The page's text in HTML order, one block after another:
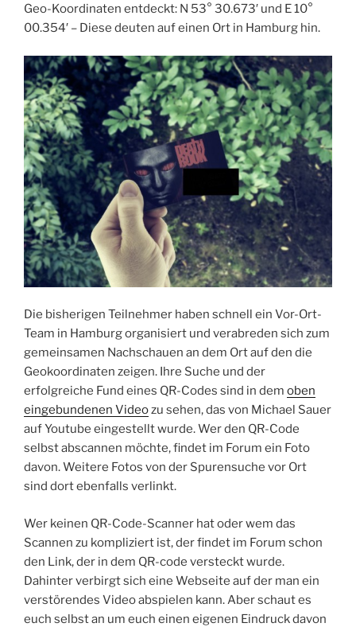
Geo-Koordinaten entdeckt: N 53° 30.673′ und E 10°
00.354′ – Diese deuten auf einen Ort in Hamburg hin.
Die bisherigen Teilnehmer haben schnell ein Vor-Ort-
Team in Hamburg organisiert und verabreden sich zum
gemeinsamen Nachschauen an dem Ort auf den die
Geokoordinaten zeigen. Ihre Suche und der
erfolgreiche Fund eines QR-Codes sind in dem oben
eingebundenen Videozu sehen, das von Michael Sauer
auf Youtube eingestellt wurde. Wer den QR-Code
selbst abscannen möchte, findet im Forum ein Foto
davon. Weitere Fotos von der Spurensuche vor Ort
sind dort ebenfalls verlinkt.
Wer keinen QR-Code-Scanner hat oder wem das
Scannen zu kompliziert ist, der findet im Forum schon
den Link, der in dem QR-code versteckt wurde.
Dahinter verbirgt sich eine Webseite auf der man ein
verstörendes Video abspielen kann. Aber schaut es
euch selbst an um euch einen eigenen Eindruck davon